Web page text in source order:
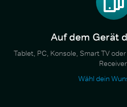
Auf dem Gerät
Tablet, PC, Konsole, Smart TV
Wähl dein